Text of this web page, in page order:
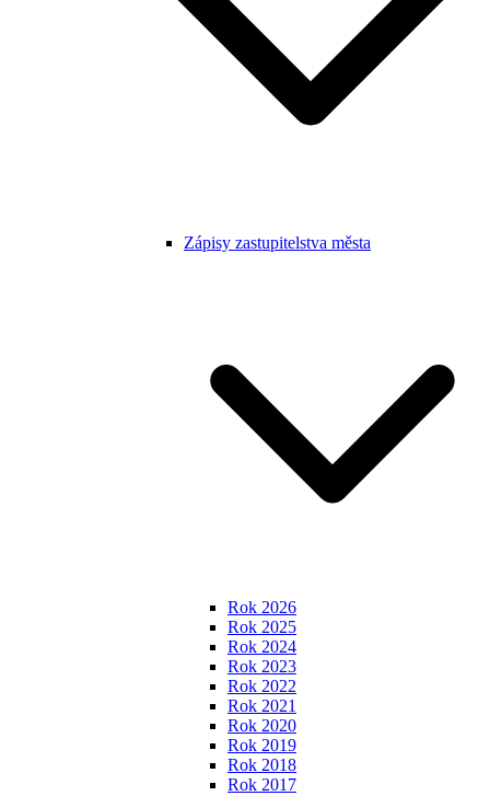
Zápisy zastupitelstva města
Rok 2026
Rok 2025
Rok 2024
Rok 2023
Rok 2022
Rok 2021
Rok 2020
Rok 2019
Rok 2018
Rok 2017